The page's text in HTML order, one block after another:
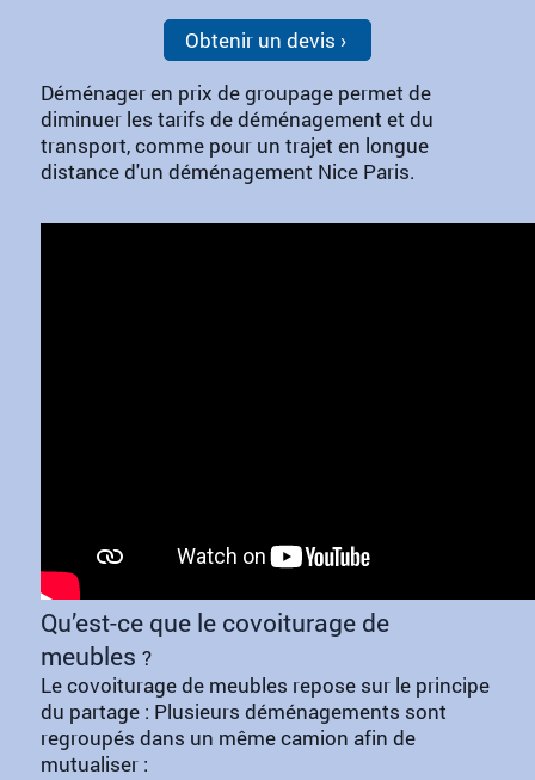
Obtenir un devis
Déménager en prix de groupage permet de
diminuer les tarifs de déménagement et du
transport, comme pour un trajet en longue
distance d'un déménagement Nice Paris.
Qu’est-ce que le covoiturage de
meubles ?
Le covoiturage de meubles repose sur le principe
du partage : Plusieurs déménagements sont
regroupés dans un même camion afin de
mutualiser :